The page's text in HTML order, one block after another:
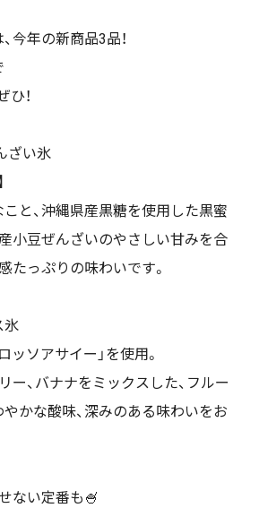
今年の新商品3品！
！
ざい氷
と、沖縄県産黒糖を使用した黒蜜
小豆ぜんざいのやさしい甘みを合
たっぷりの味わいです。
氷
ッソアサイー」を使用。
ー、バナナをミックスした、フルー
かな酸味、深みのある味わいをお
ない定番も🍧